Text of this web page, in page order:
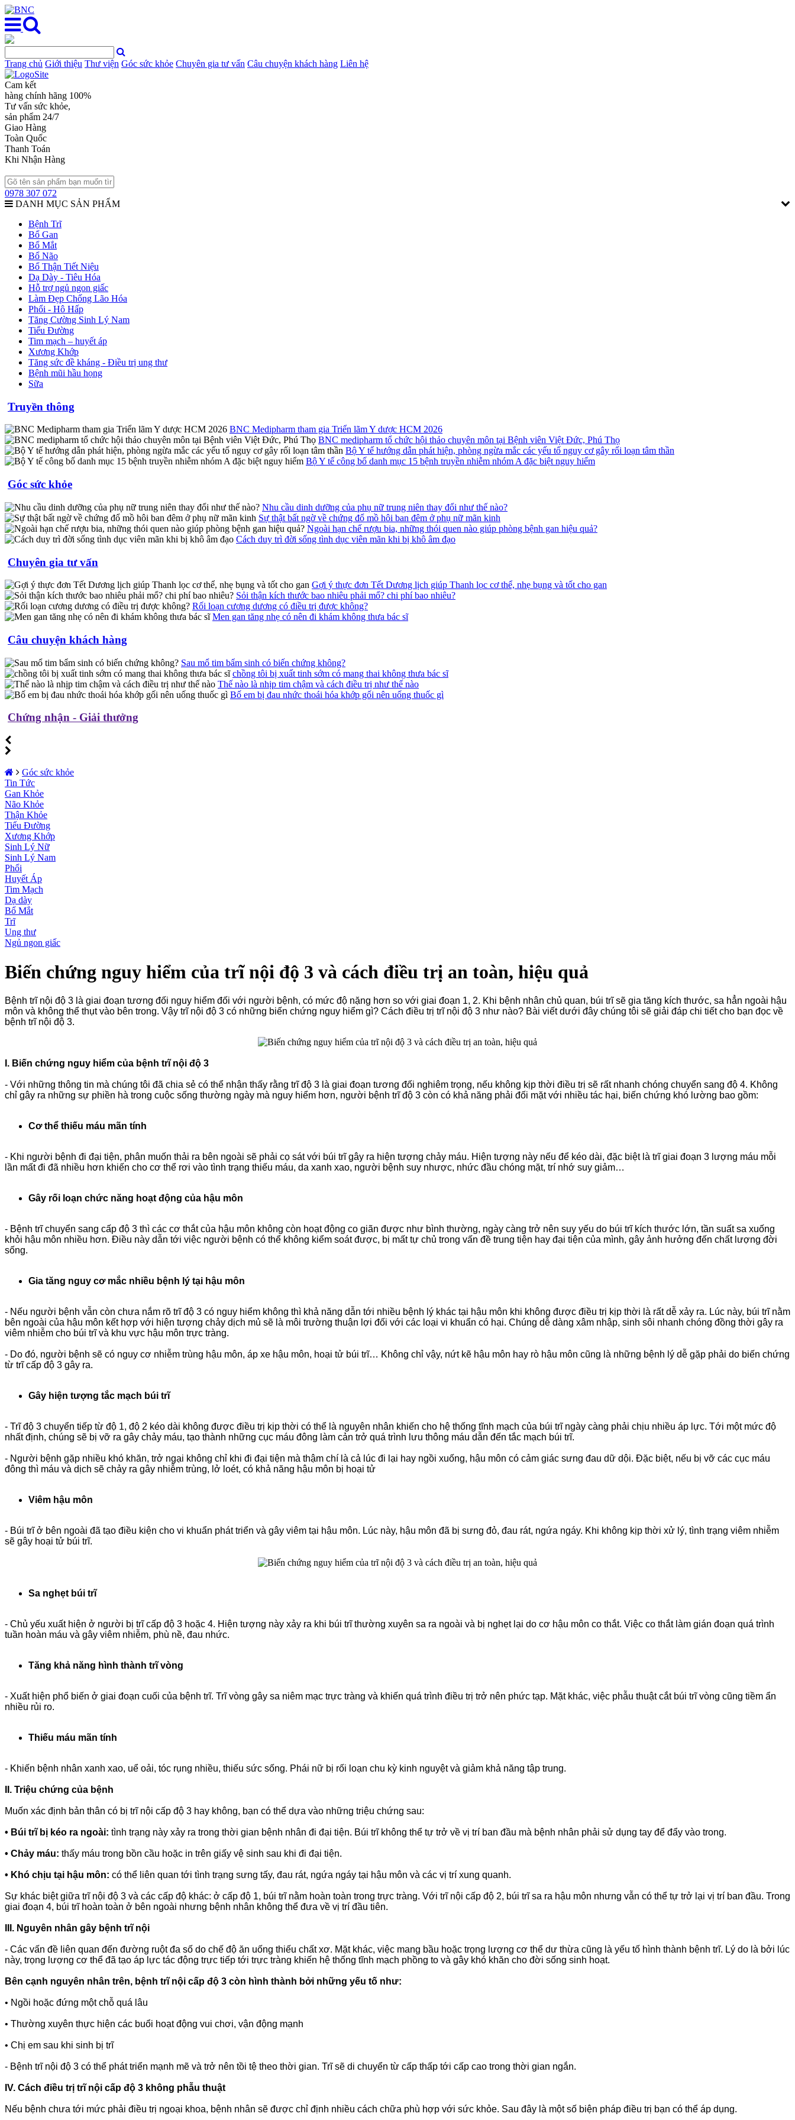
Trang chủ Giới thiệu Thư viện Góc sức khỏe Chuyên gia tư vấn Câu chuyện khách hàng Liên hệ
Cam kết
hàng chính hãng 100%
Tư vấn sức khỏe,
sản phẩm 24/7
Giao Hàng
Toàn Quốc
Thanh Toán
Khi Nhận Hàng
0978 307 072
DANH MỤC SẢN PHẨM
Bệnh Trĩ
Bổ Gan
Bổ Mắt
Bổ Não
Bổ Thận Tiết Niệu
Dạ Dày - Tiêu Hóa
Hỗ trợ ngủ ngon giấc
Làm Đẹp Chống Lão Hóa
Phổi - Hô Hấp
Tăng Cường Sinh Lý Nam
Tiểu Đường
Tim mạch – huyết áp
Xương Khớp
Tăng sức đề kháng - Điều trị ung thư
Bệnh mũi hầu họng
Sữa
Truyền thông
BNC Medipharm tham gia Triển lãm Y dược HCM 2026
BNC medipharm tổ chức hội thảo chuyên môn tại Bệnh viên Việt Đức, Phú Thọ
Bộ Y tế hướng dẫn phát hiện, phòng ngừa mắc các yếu tố nguy cơ gây rối loạn tâm thần
Bộ Y tế công bố danh mục 15 bệnh truyền nhiễm nhóm A đặc biệt nguy hiểm
Góc sức khỏe
Nhu cầu dinh dưỡng của phụ nữ trung niên thay đổi như thế nào?
Sự thật bất ngờ về chứng đổ mồ hôi ban đêm ở phụ nữ mãn kinh
Ngoài hạn chế rượu bia, những thói quen nào giúp phòng bệnh gan hiệu quả?
Cách duy trì đời sống tình dục viên mãn khi bị khô âm đạo
Chuyên gia tư vấn
Gợi ý thực đơn Tết Dương lịch giúp Thanh lọc cơ thể, nhẹ bụng và tốt cho gan
Sỏi thận kích thước bao nhiêu phải mổ? chi phí bao nhiêu?
Rối loạn cương dương có điều trị được không?
Men gan tăng nhẹ có nên đi khám không thưa bác sĩ
Câu chuyện khách hàng
Sau mổ tim bẩm sinh có biến chứng không?
chồng tôi bị xuất tinh sớm có mang thai không thưa bác sĩ
Thế nào là nhịp tim chậm và cách điều trị như thế nào
Bố em bị đau nhức thoái hóa khớp gối nên uống thuốc gì
Chứng nhận - Giải thưởng
Góc sức khỏe
Tin Tức
Gan Khỏe
Não Khỏe
Thận Khỏe
Tiểu Đường
Xương Khớp
Sinh Lý Nữ
Sinh Lý Nam
Phổi
Huyết Áp
Tim Mạch
Dạ dày
Bổ Mắt
Trĩ
Ung thư
Ngủ ngon giấc
Biến chứng nguy hiểm của trĩ nội độ 3 và cách điều trị an toàn, hiệu quả
Bệnh trĩ nội độ 3 là giai đoạn tương đối nguy hiểm đối với người bệnh, có mức độ nặng hơn so với giai đoạn 1, 2. Khi bệnh nhân chủ quan, búi trĩ sẽ gia tăng kích thước, sa hẳn ngoài hậu
môn và không thể thụt vào bên trong. Vậy trĩ nội độ 3 có những biến chứng nguy hiểm gì? Cách điều trị trĩ nội độ 3 như nào? Bài viết dưới đây chúng tôi sẽ giải đáp chi tiết cho bạn đọc về
bệnh trĩ nội độ 3.
I. Biến chứng nguy hiểm của bệnh trĩ nội độ 3
- Với những thông tin mà chúng tôi đã chia sẻ có thể nhận thấy rằng trĩ độ 3 là giai đoạn tương đối nghiêm trọng, nếu không kịp thời điều trị sẽ rất nhanh chóng chuyển sang độ 4. Không
chỉ gây ra những sự phiền hà trong cuộc sống thường ngày mà nguy hiểm hơn, người bệnh trĩ độ 3 còn có khả năng phải đối mặt với nhiều tác hại, biến chứng khó lường bao gồm:
Cơ thể thiếu máu mãn tính
- Khi người bệnh đi đại tiện, phân muốn thải ra bên ngoài sẽ phải cọ sát với búi trĩ gây ra hiện tượng chảy máu. Hiện tượng này nếu để kéo dài, đặc biệt là trĩ giai đoạn 3 lượng máu mỗi
lần mất đi đã nhiều hơn khiến cho cơ thể rơi vào tình trạng thiếu máu, da xanh xao, người bệnh suy nhược, nhức đầu chóng mặt, trí nhớ suy giảm…
Gây rối loạn chức năng hoạt động của hậu môn
- Bệnh trĩ chuyển sang cấp độ 3 thì các cơ thắt của hậu môn không còn hoạt động co giãn được như bình thường, ngày càng trở nên suy yếu do búi trĩ kích thước lớn, tần suất sa xuống
khỏi hậu môn nhiều hơn. Điều này dẫn tới việc người bệnh có thể không kiểm soát được, bị mất tự chủ trong vấn đề trung tiện hay đại tiện của mình, gây ảnh hưởng đến chất lượng đời
sống.
Gia tăng nguy cơ mắc nhiều bệnh lý tại hậu môn
- Nếu người bệnh vẫn còn chưa nắm rõ trĩ độ 3 có nguy hiểm không thì khả năng dẫn tới nhiều bệnh lý khác tại hậu môn khi không được điều trị kịp thời là rất dễ xảy ra. Lúc này, búi trĩ nằm
bên ngoài của hậu môn kết hợp với hiện tượng chảy dịch mủ sẽ là môi trường thuận lợi đối với các loại vi khuẩn có hại. Chúng dễ dàng xâm nhập, sinh sôi nhanh chóng đồng thời gây ra
viêm nhiễm cho búi trĩ và khu vực hậu môn trực tràng.
- Do đó, người bệnh sẽ có nguy cơ nhiễm trùng hậu môn, áp xe hậu môn, hoại tử búi trĩ… Không chỉ vậy, nứt kẽ hậu môn hay rò hậu môn cũng là những bệnh lý dễ gặp phải do biến chứng
từ trĩ cấp độ 3 gây ra.
Gây hiện tượng tắc mạch búi trĩ
- Trĩ độ 3 chuyển tiếp từ độ 1, độ 2 kéo dài không được điều trị kịp thời có thể là nguyên nhân khiến cho hệ thống tĩnh mạch của búi trĩ ngày càng phải chịu nhiều áp lực. Tới một mức độ
nhất định, chúng sẽ bị vỡ ra gây chảy máu, tạo thành những cục máu đông làm cản trở quá trình lưu thông máu dẫn đến tắc mạch búi trĩ.
- Người bệnh gặp nhiều khó khăn, trở ngại không chỉ khi đi đại tiện mà thậm chí là cả lúc đi lại hay ngồi xuống, hậu môn có cảm giác sưng đau dữ dội. Đặc biệt, nếu bị vỡ các cục máu
đông thì máu và dịch sẽ chảy ra gây nhiễm trùng, lở loét, có khả năng hậu môn bị hoại tử
Viêm hậu môn
- Búi trĩ ở bên ngoài đã tạo điều kiện cho vi khuẩn phát triển và gây viêm tại hậu môn. Lúc này, hậu môn đã bị sưng đỏ, đau rát, ngứa ngáy. Khi không kịp thời xử lý, tình trạng viêm nhiễm
sẽ gây hoại tử búi trĩ.
Sa nghẹt búi trĩ
- Chủ yếu xuất hiện ở người bị trĩ cấp độ 3 hoặc 4. Hiện tượng này xảy ra khi búi trĩ thường xuyên sa ra ngoài và bị nghẹt lại do cơ hậu môn co thắt. Việc co thắt làm gián đoạn quá trình
tuần hoàn máu và gây viêm nhiễm, phù nề, đau nhức.
Tăng khả năng hình thành trĩ vòng
- Xuất hiện phổ biến ở giai đoạn cuối của bệnh trĩ. Trĩ vòng gây sa niêm mạc trực tràng và khiến quá trình điều trị trở nên phức tạp. Mặt khác, việc phẫu thuật cắt búi trĩ vòng cũng tiềm ẩn
nhiều rủi ro.
Thiếu máu mãn tính
- Khiến bệnh nhân xanh xao, uể oải, tóc rụng nhiều, thiếu sức sống. Phái nữ bị rối loạn chu kỳ kinh nguyệt và giảm khả năng tập trung.
II. Triệu chứng của bệnh
Muốn xác định bản thân có bị trĩ nội cấp độ 3 hay không, bạn có thể dựa vào những triệu chứng sau:
• Búi trĩ bị kéo ra ngoài: tình trạng này xảy ra trong thời gian bệnh nhân đi đại tiện. Búi trĩ không thể tự trở về vị trí ban đầu mà bệnh nhân phải sử dụng tay để đẩy vào trong.
• Chảy máu: thấy máu trong bồn cầu hoặc in trên giấy vệ sinh sau khi đi đại tiện.
• Khó chịu tại hậu môn: có thể liên quan tới tình trạng sưng tấy, đau rát, ngứa ngáy tại hậu môn và các vị trí xung quanh.
Sự khác biệt giữa trĩ nội độ 3 và các cấp độ khác: ở cấp độ 1, búi trĩ nằm hoàn toàn trong trực tràng. Với trĩ nội cấp độ 2, búi trĩ sa ra hậu môn nhưng vẫn có thể tự trở lại vị trí ban đầu. Trong
giai đoạn 4, búi trĩ hoàn toàn ở bên ngoài nhưng bệnh nhân không thể đưa về vị trí đầu tiên.
III. Nguyên nhân gây bệnh trĩ nội
- Các vấn đề liên quan đến đường ruột đa số do chế độ ăn uống thiếu chất xơ. Mặt khác, việc mang bầu hoặc trọng lượng cơ thể dư thừa cũng là yếu tố hình thành bệnh trĩ. Lý do là bởi lúc
này, trọng lượng cơ thể đã tạo áp lực tác động trực tiếp tới trực tràng khiến hệ thống tĩnh mạch phồng to và gây khó khăn cho đời sống sinh hoạt.
Bên cạnh nguyên nhân trên, bệnh trĩ nội cấp độ 3 còn hình thành bởi những yếu tố như:
• Ngồi hoặc đứng một chỗ quá lâu
• Thường xuyên thực hiện các buổi hoạt động vui chơi, vận động mạnh
• Chị em sau khi sinh bị trĩ
- Bệnh trĩ nội độ 3 có thể phát triển mạnh mẽ và trở nên tồi tệ theo thời gian. Trĩ sẽ di chuyển từ cấp thấp tới cấp cao trong thời gian ngắn.
IV. Cách điều trị trĩ nội cấp độ 3 không phẫu thuật
Nếu bệnh chưa tới mức phải điều trị ngoại khoa, bệnh nhân sẽ được chỉ định nhiều cách chữa phù hợp với sức khỏe. Sau đây là một số biện pháp điều trị bạn có thể áp dụng.